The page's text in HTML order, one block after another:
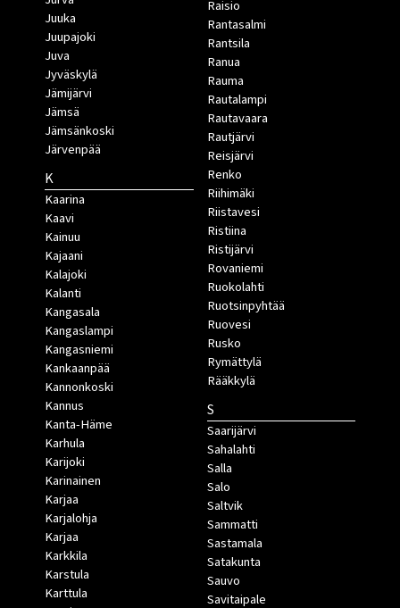
Juuka
Juupajoki
Juva
Jyväskylä
Jämijärvi
Jämsä
Jämsänkoski
Järvenpää
K
Kaarina
Kaavi
Kainuu
Kajaani
Kalajoki
Kalanti
Kangasala
Kangaslampi
Kangasniemi
Kankaanpää
Kannonkoski
Kannus
Kanta-Häme
Karhula
Karijoki
Karinainen
Karjaa
Karjalohja
Karjaa
Karkkila
Karstula
Karttula
Raisio
Rantasalmi
Rantsila
Ranua
Rauma
Rautalampi
Rautavaara
Rautjärvi
Reisjärvi
Renko
Riihimäki
Riistavesi
Ristiina
Ristijärvi
Rovaniemi
Ruokolahti
Ruotsinpyhtää
Ruovesi
Rusko
Rymättylä
Rääkkylä
S
Saarijärvi
Sahalahti
Salla
Salo
Saltvik
Sammatti
Sastamala
Satakunta
Sauvo
Savitaipale